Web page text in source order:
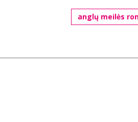
anglų meilės